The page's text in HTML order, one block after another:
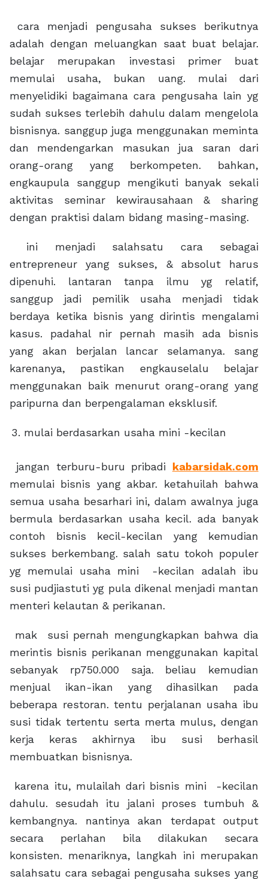
cara menjadi pengusaha sukses berikutnya
adalah dengan meluangkan saat buat belajar.
belajar merupakan investasi primer buat
memulai usaha, bukan uang. mulai dari
menyelidiki bagaimana cara pengusaha lain yg
sudah sukses terlebih dahulu dalam mengelola
bisnisnya. sanggup juga menggunakan meminta
dan mendengarkan masukan jua saran dari
orang-orang yang berkompeten. bahkan,
engkaupula sanggup mengikuti banyak sekali
aktivitas seminar kewirausahaan & sharing
dengan praktisi dalam bidang masing-masing.
ini menjadi salahsatu cara sebagai
entrepreneur yang sukses, & absolut harus
dipenuhi. lantaran tanpa ilmu yg relatif,
sanggup jadi pemilik usaha menjadi tidak
berdaya ketika bisnis yang dirintis mengalami
kasus. padahal nir pernah masih ada bisnis
yang akan berjalan lancar selamanya. sang
karenanya, pastikan engkauselalu belajar
menggunakan baik menurut orang-orang yang
paripurna dan berpengalaman eksklusif.
mulai berdasarkan usaha mini -kecilan
jangan terburu-buru pribadi kabarsidak.com
memulai bisnis yang akbar. ketahuilah bahwa
semua usaha besarhari ini, dalam awalnya juga
bermula berdasarkan usaha kecil. ada banyak
contoh bisnis kecil-kecilan yang kemudian
sukses berkembang. salah satu tokoh populer
yg memulai usaha mini -kecilan adalah ibu
susi pudjiastuti yg pula dikenal menjadi mantan
menteri kelautan & perikanan.
mak susi pernah mengungkapkan bahwa dia
merintis bisnis perikanan menggunakan kapital
sebanyak rp750.000 saja. beliau kemudian
menjual ikan-ikan yang dihasilkan pada
beberapa restoran. tentu perjalanan usaha ibu
susi tidak tertentu serta merta mulus, dengan
kerja keras akhirnya ibu susi berhasil
membuatkan bisnisnya.
karena itu, mulailah dari bisnis mini -kecilan
dahulu. sesudah itu jalani proses tumbuh &
kembangnya. nantinya akan terdapat output
secara perlahan bila dilakukan secara
konsisten. menariknya, langkah ini merupakan
salahsatu cara sebagai pengusaha sukses yang